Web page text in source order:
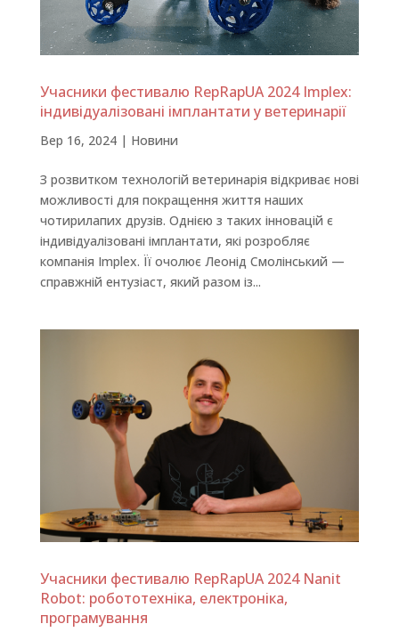
Учасники фестивалю RepRapUA 2024 Implex:
індивідуалізовані імплантати у ветеринарії
Вер 16, 2024| Новини
З розвитком технологій ветеринарія відкриває нові
можливості для покращення життя наших
чотирилапих друзів. Однією з таких інновацій є
індивідуалізовані імплантати, які розробляє
компанія Implex. Її очолює Леонід Смолінський —
справжній ентузіаст, який разом із...
Учасники фестивалю RepRapUA 2024 Nanit
Robot: робототехніка, електроніка,
програмування